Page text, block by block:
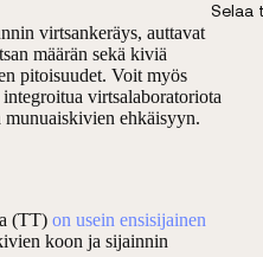
Selaa
virtsankeräys, auttavat
määrän sekä kiviä
pitoisuudet. Voit myös
virtsalaboratoriota
munuaiskivien ehkäisyyn.
(TT) on usein ensisijainen
koon ja sijainnin